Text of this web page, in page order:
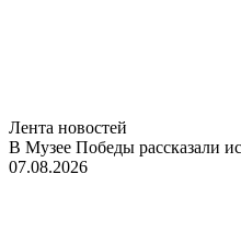
Лента новостей
В Музее Победы рассказали
07.08.2026